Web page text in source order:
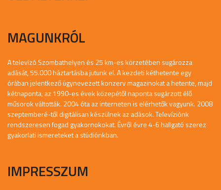
MAGUNKRÓL
A televízó Szombathelyen és 25 km-es körzetében sugározza
adását, 55.000 háztartásba jutunk el. A kezdeti kéthetente egy
órában jelentkező úgynevezett konzerv magazinokat a hetente, majd
kétnaponta, az 1990-es évek közepétől naponta sugárzott élő
műsorok váltották. 2004 óta az interneten is elérhetők vagyunk. 2008
szeptemberé-től digitálisan készülnek az adások. Televíziónk
rendszeresen fogad gyakornokokat. Évről évre 4-6 hallgató szerez
gyakorlati ismereteket a stúdiónkban.
IMPRESSZUM